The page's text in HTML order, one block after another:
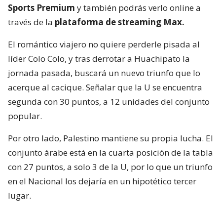
Sports Premium y también podrás verlo online a
través de la plataforma de streaming Max.
El romántico viajero no quiere perderle pisada al
líder Colo Colo, y tras derrotar a Huachipato la
jornada pasada, buscará un nuevo triunfo que lo
acerque al cacique. Señalar que la U se encuentra
segunda con 30 puntos, a 12 unidades del conjunto
popular.
Por otro lado, Palestino mantiene su propia lucha. El
conjunto árabe está en la cuarta posición de la tabla
con 27 puntos, a solo 3 de la U, por lo que un triunfo
en el Nacional los dejaría en un hipotético tercer
lugar.